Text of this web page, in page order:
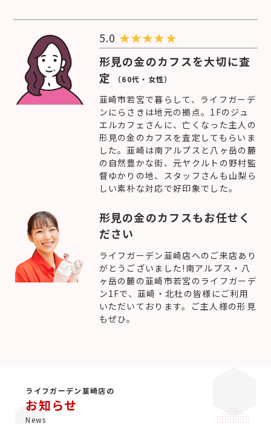
5.0 ★★★★★
形見の金のカフスを大切に査
定
（60代・女性）
韮崎市若宮で暮らして、ライフガーデ
ンにらさきは地元の拠点。1Fのジュ
エルカフェさんに、亡くなった主人の
形見の金のカフスを査定してもらいま
した。韮崎は南アルプスと八ヶ岳の麓
の自然豊かな街、元ヤクルトの野村監
督ゆかりの地、スタッフさんも山梨ら
しい素朴な対応で好印象でした。
形見の金のカフスもお任せく
ださい
ライフガーデン韮崎店へのご来店あり
がとうございました!南アルプス・八
ヶ岳の麓の韮崎市若宮のライフガーデ
ン1Fで、韮崎・北杜の皆様にご利用
いただいております。ご主人様の形見
もぜひ。
ライフガーデン韮崎店の
お知らせ
News